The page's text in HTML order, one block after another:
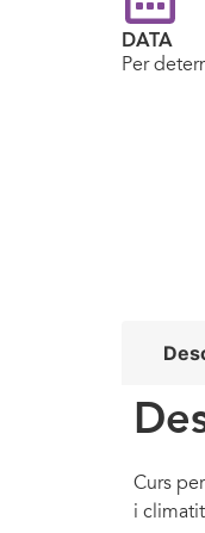
DATA
Per
Curs
i